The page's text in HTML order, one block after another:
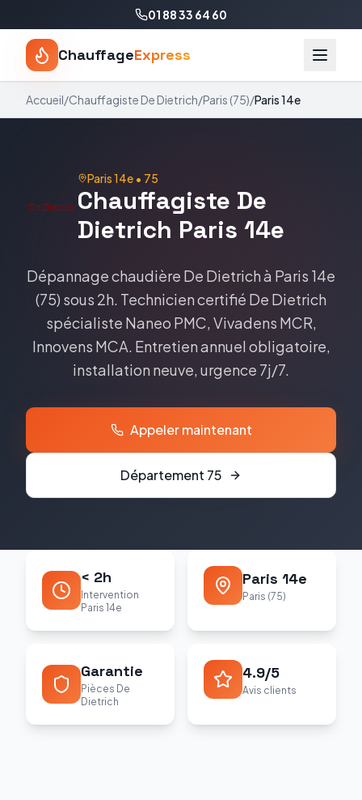
01 88 33 64 60
ChauffageExpress
Accueil/Chauffagiste De Dietrich/Paris (75)/Paris 14e
Paris 14e • 75
Chauffagiste De
Dietrich Paris 14e
Dépannage chaudière De Dietrichà Paris 14e
(75) sous 2h. Technicien certifié De Dietrich
spécialiste Naneo PMC, Vivadens MCR,
Innovens MCA. Entretien annuel obligatoire,
installation neuve, urgence 7j/7.
Appeler maintenant
Département 75
< 2h
Intervention
Paris 14e
Paris 14e
Paris (75)
Garantie
Pièces De
Dietrich
4.9/5
Avis clients